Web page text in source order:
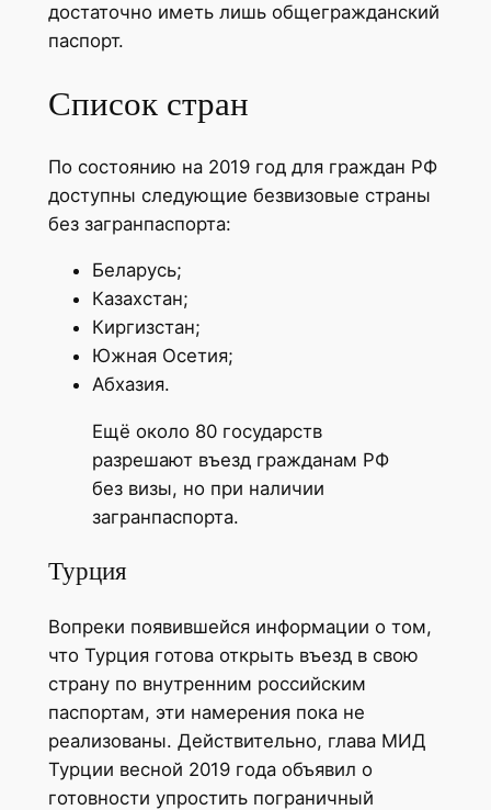
достаточно иметь лишь общегражданский
паспорт.
Список стран
По состоянию на 2019 год для граждан РФ
доступны следующие безвизовые страны
без загранпаспорта:
Беларусь;
Казахстан;
Киргизстан;
Южная Осетия;
Абхазия.
Ещё около 80 государств
разрешают въезд гражданам РФ
без визы, но при наличии
загранпаспорта.
Турция
Вопреки появившейся информации о том,
что Турция готова открыть въезд в свою
страну по внутренним российским
паспортам, эти намерения пока не
реализованы. Действительно, глава МИД
Турции весной 2019 года объявил о
готовности упростить пограничный